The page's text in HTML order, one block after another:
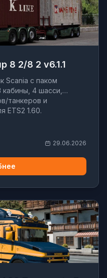
8 2/8 2 v6.1.1
Scania с паком
4 шасси,
танкеров и
ETS2 1.60.
29.06.2026